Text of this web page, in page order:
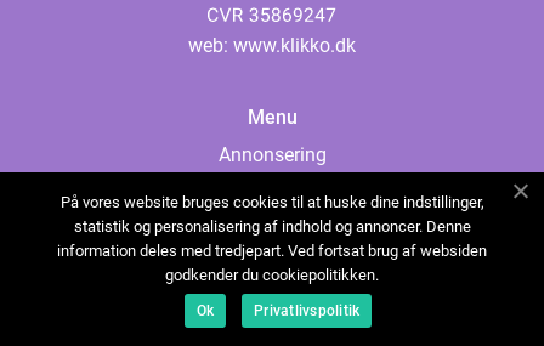
web: www.klikko.dk
Menu
Annonsering
Cookies
Kontakta oss
Sitemap
På vores website bruges cookies til at huske dine indstillinger,
statistik og personalisering af indhold og annoncer. Denne
information deles med tredjepart. Ved fortsat brug af websiden
godkender du cookiepolitikken.
Ok Privatlivspolitik